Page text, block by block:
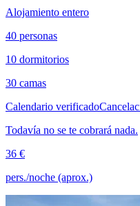
Alojamiento entero
40 personas
10 dormitorios
30 camas
Calendario verificado
Todavía no se te cobrará nada.
36 €
pers./noche (aprox.)